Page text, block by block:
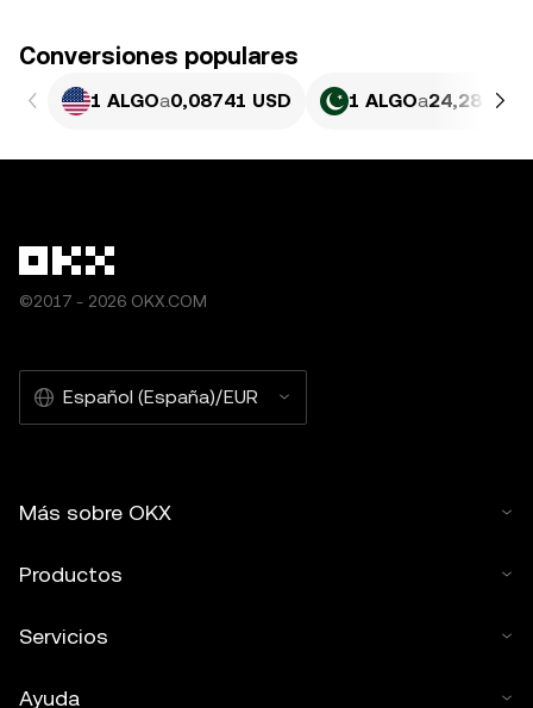
Conversiones populares
1 ALGOa0,08741 USD 1 ALGOa24,28 PKR
©2017 - 2026 OKX.COM
Español (España)/EUR
Más sobre OKX
Productos
Servicios
Ayuda